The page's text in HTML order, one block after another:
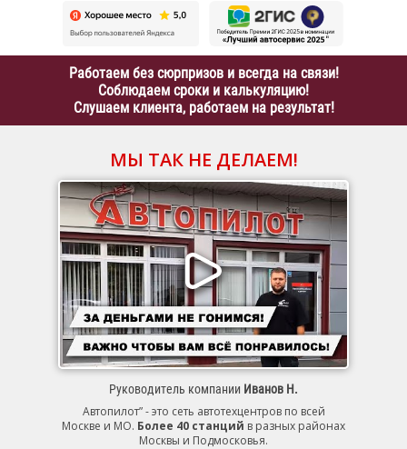
Работаем без сюрпризов и всегда на связи!
Соблюдаем сроки и калькуляцию!
Слушаем клиента, работаем на результат!
МЫ ТАК НЕ ДЕЛАЕМ!
Руководитель компании Иванов Н.
Автопилот” - это сеть автотехцентров по всей
Москве и МО. Более 40 станций в разных районах
Москвы и Подмосковья.